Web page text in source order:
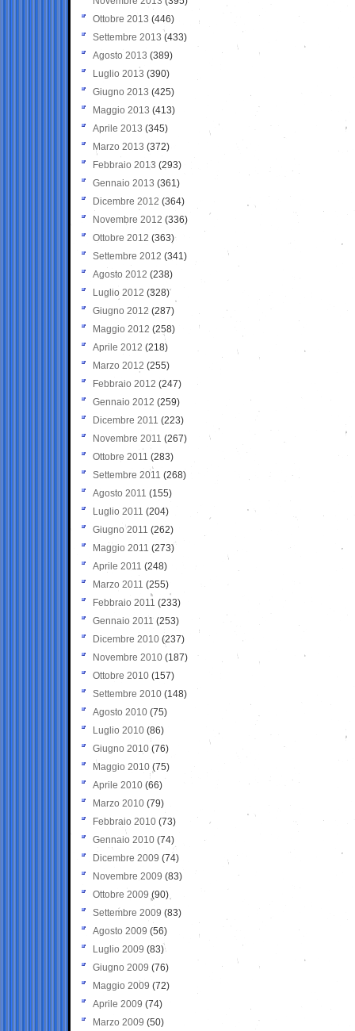
Ottobre 2013 (446)
Settembre 2013 (433)
Agosto 2013 (389)
Luglio 2013 (390)
Giugno 2013 (425)
Maggio 2013 (413)
Aprile 2013 (345)
Marzo 2013 (372)
Febbraio 2013 (293)
Gennaio 2013 (361)
Dicembre 2012 (364)
Novembre 2012 (336)
Ottobre 2012 (363)
Settembre 2012 (341)
Agosto 2012 (238)
Luglio 2012 (328)
Giugno 2012 (287)
Maggio 2012 (258)
Aprile 2012 (218)
Marzo 2012 (255)
Febbraio 2012 (247)
Gennaio 2012 (259)
Dicembre 2011 (223)
Novembre 2011 (267)
Ottobre 2011 (283)
Settembre 2011 (268)
Agosto 2011 (155)
Luglio 2011 (204)
Giugno 2011 (262)
Maggio 2011 (273)
Aprile 2011 (248)
Marzo 2011 (255)
Febbraio 2011 (233)
Gennaio 2011 (253)
Dicembre 2010 (237)
Novembre 2010 (187)
Ottobre 2010 (157)
Settembre 2010 (148)
Agosto 2010 (75)
Luglio 2010 (86)
Giugno 2010 (76)
Maggio 2010 (75)
Aprile 2010 (66)
Marzo 2010 (79)
Febbraio 2010 (73)
Gennaio 2010 (74)
Dicembre 2009 (74)
Novembre 2009 (83)
Ottobre 2009 (90)
Settembre 2009 (83)
Agosto 2009 (56)
Luglio 2009 (83)
Giugno 2009 (76)
Maggio 2009 (72)
Aprile 2009 (74)
Marzo 2009 (50)